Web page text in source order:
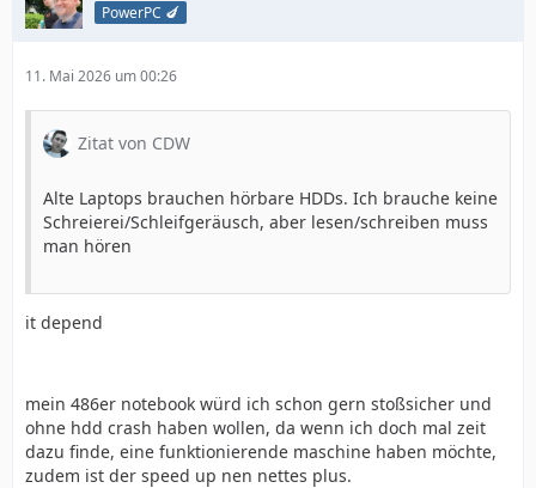
PowerPC 🍆
11. Mai 2026 um 00:26
Zitat von CDW
Alte Laptops brauchen hörbare HDDs. Ich brauche keine
Schreierei/Schleifgeräusch, aber lesen/schreiben muss
man hören
it depend
mein 486er notebook würd ich schon gern stoßsicher und
ohne hdd crash haben wollen, da wenn ich doch mal zeit
dazu finde, eine funktionierende maschine haben möchte,
zudem ist der speed up nen nettes plus.